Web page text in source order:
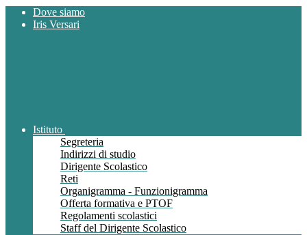
Dove siamo
Iris Versari
Istituto
Segreteria
Indirizzi di studio
Dirigente Scolastico
Reti
Organigramma - Funzionigramma
Offerta formativa e PTOF
Regolamenti scolastici
Staff del Dirigente Scolastico